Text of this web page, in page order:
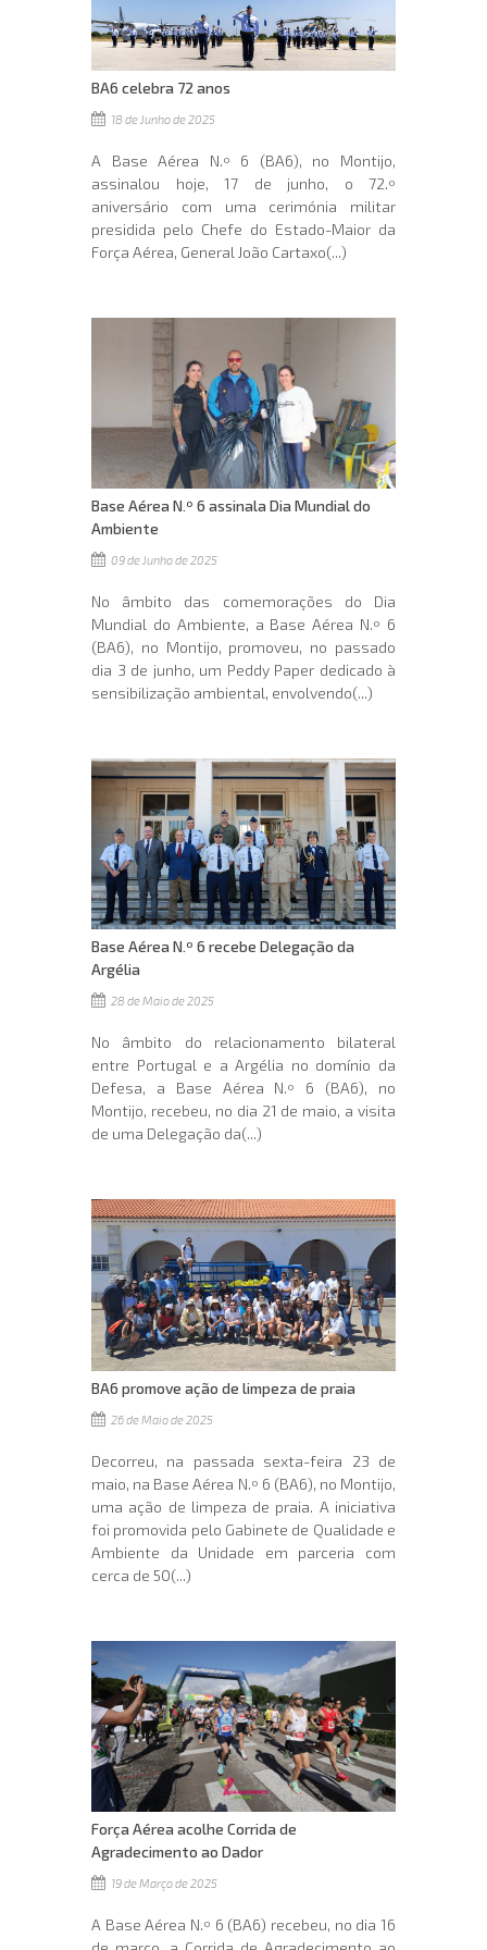
BA6 celebra 72 anos
18 de Junho de 2025
A Base Aérea N.º 6 (BA6), no Montijo,
assinalou hoje, 17 de junho, o 72.º
aniversário com uma cerimónia militar
presidida pelo Chefe do Estado-Maior da
Força Aérea, General João Cartaxo(...)
Base Aérea N.º 6 assinala Dia Mundial do
Ambiente
09 de Junho de 2025
No âmbito das comemorações do Dia
Mundial do Ambiente, a Base Aérea N.º 6
(BA6), no Montijo, promoveu, no passado
dia 3 de junho, um Peddy Paper dedicado à
sensibilização ambiental, envolvendo(...)
Base Aérea N.º 6 recebe Delegação da
Argélia
28 de Maio de 2025
No âmbito do relacionamento bilateral
entre Portugal e a Argélia no domínio da
Defesa, a Base Aérea N.º 6 (BA6), no
Montijo, recebeu, no dia 21 de maio, a visita
de uma Delegação da(...)
BA6 promove ação de limpeza de praia
26 de Maio de 2025
Decorreu, na passada sexta-feira 23 de
maio, na Base Aérea N.º 6 (BA6), no Montijo,
uma ação de limpeza de praia. A iniciativa
foi promovida pelo Gabinete de Qualidade e
Ambiente da Unidade em parceria com
cerca de 50(...)
Força Aérea acolhe Corrida de
Agradecimento ao Dador
19 de Março de 2025
A Base Aérea N.º 6 (BA6) recebeu, no dia 16